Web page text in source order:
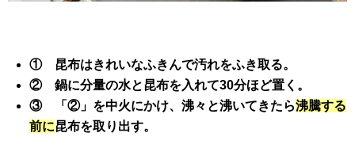
① 昆布はきれいなふきんで汚れをふき取る。
② 鍋に分量の水と昆布を入れて30分ほど置く。
③ 「②」を中火にかけ、沸々と沸いてきたら沸騰する
前に昆布を取り出す。